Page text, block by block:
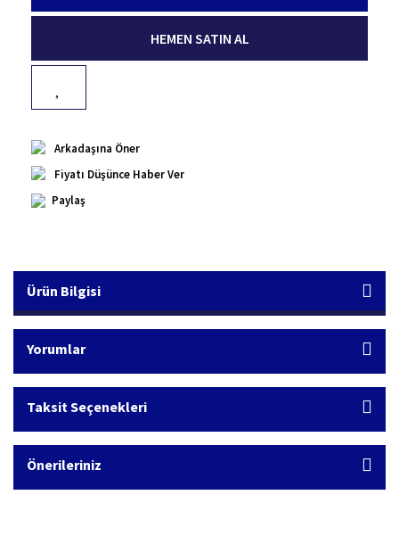
HEMEN SATIN AL
Arkadaşına Öner
Fiyatı Düşünce Haber Ver
Paylaş
Ürün Bilgisi
Yorumlar
Taksit Seçenekleri
Önerileriniz